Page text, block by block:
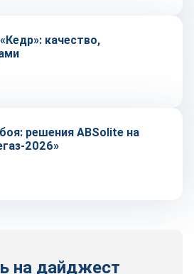
качество,
решения ABSolite на
2026»
на дайджест